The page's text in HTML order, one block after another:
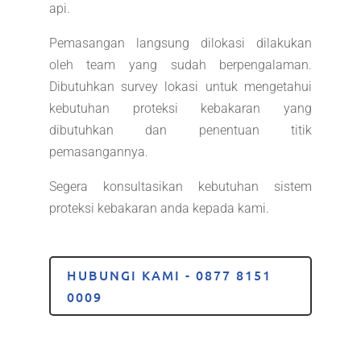
api.
Pemasangan langsung dilokasi dilakukan
oleh team yang sudah berpengalaman.
Dibutuhkan survey lokasi untuk mengetahui
kebutuhan proteksi kebakaran yang
dibutuhkan dan penentuan titik
pemasangannya.
Segera konsultasikan kebutuhan sistem
proteksi kebakaran anda kepada kami.
HUBUNGI KAMI - 0877 8151
0009